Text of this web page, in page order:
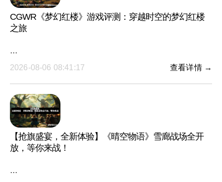
CGWR《梦幻红楼》游戏评测：穿越时空的梦幻红楼
之旅
···
2026-08-06 08:41:17
查看详情 →
【抢旗盛宴，全新体验】《晴空物语》雪廊战场全开
放，等你来战！
···